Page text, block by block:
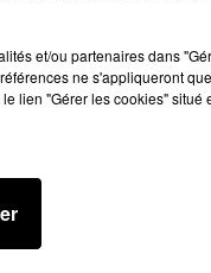
et/ou partenaires dans
ne s'appliqueront
lien "Gérer les cookies" situé